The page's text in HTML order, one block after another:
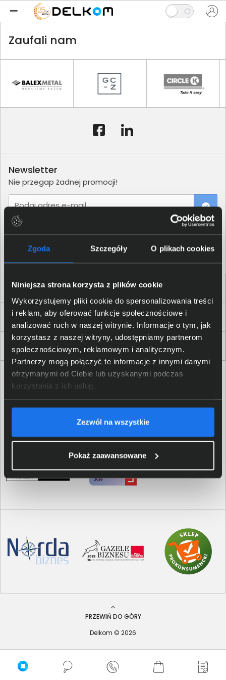
Zgoda Szczegóły O plikach cookies
Niniejsza strona korzysta z plików cookie
Wykorzystujemy pliki cookie do spersonalizowania treści
i reklam, aby oferować funkcje społecznościowe i
analizować ruch w naszej witrynie. Informacje o tym, jak
korzystasz z naszej witryny, udostępniamy partnerom
społecznościowym, reklamowym i analitycznym.
Partnerzy mogą połączyć te informacje z innymi danymi
otrzymanymi od Ciebie lub uzyskanymi podczas
korzystania z ich usług.
Zezwól na wszystkie
Pokaż zaawansowane
Zaufali nam
Dla Firm i Instytucji
Zakupy
Delkom 2000
Newsletter
Nie przegap żadnej promocji!
Podaj adres e-mail
PRZEWIŃ DO GÓRY
Delkom © 2026